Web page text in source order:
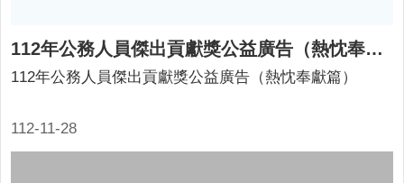
112年公務人員傑出貢獻獎公益廣告（熱忱奉獻篇）
112-11-28
112年公務人員傑出貢獻獎公益廣告（熱忱奉獻篇）